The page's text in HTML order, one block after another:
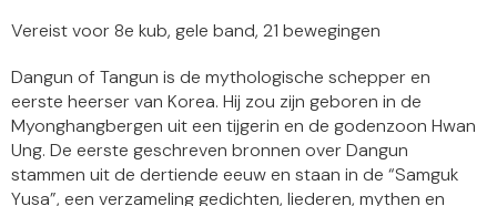
Vereist voor 8e kub, gele band, 21 bewegingen
Dangun of Tangun is de mythologische schepper en
eerste heerser van Korea. Hij zou zijn geboren in de
Myonghangbergen uit een tijgerin en de godenzoon Hwan
Ung. De eerste geschreven bronnen over Dangun
stammen uit de dertiende eeuw en staan in de “Samguk
Yusa”, een verzameling gedichten, liederen, mythen en